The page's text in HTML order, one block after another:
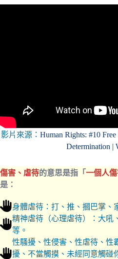
影片來源： Human Rights: #10
Determination |
傷害、虐待的意思是指「一個人
是：
身體虐待：打、推、摑巴掌、
精神虐待（心理虐待）：大吼
等。
性騷擾、性侵害、性虐待、性
擾、不當觸摸、未經同意觸碰